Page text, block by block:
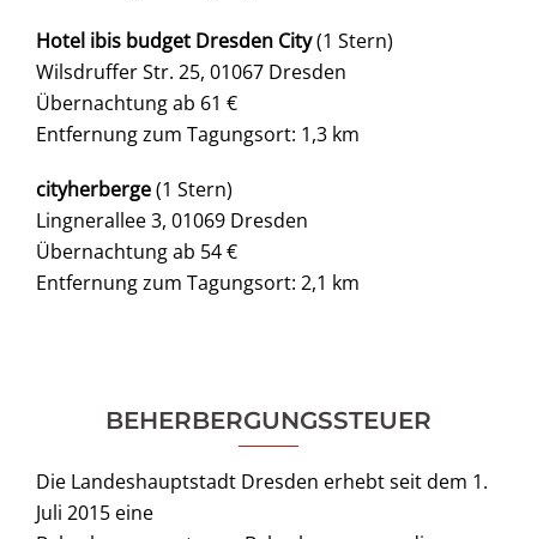
Hotel ibis budget Dresden City(1 Stern)
Wilsdruffer Str. 25, 01067 Dresden
Übernachtung ab 61 €
Entfernung zum Tagungsort: 1,3 km
cityherberge(1 Stern)
Lingnerallee 3, 01069 Dresden
Übernachtung ab 54 €
Entfernung zum Tagungsort: 2,1 km
BEHERBERGUNGSSTEUER
Die Landeshauptstadt Dresden erhebt seit dem 1.
Juli 2015 eine